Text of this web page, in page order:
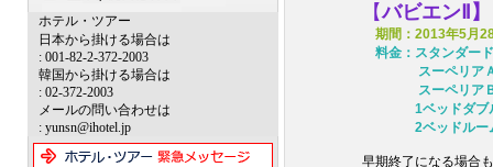
ホテル・ツアー
日本から掛ける場合は
: 001-82-2-372-2003
韓国から掛ける場合は
: 02-372-2003
メールの問い合わせは
: yunsn@ihotel.jp
【バビエンⅡ】
期間：2013年5月
料金：スタンダー
スーペリアＡ(ダ
スーペリアＢ(ダ
1ベッドダ
2ベッドルー
早期終了になる場合